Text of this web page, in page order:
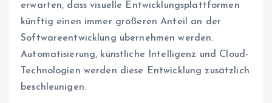
erwarten, dass visuelle Entwicklungsplattformen
künftig einen immer größeren Anteil an der
Softwareentwicklung übernehmen werden.
Automatisierung, künstliche Intelligenz und Cloud-
Technologien werden diese Entwicklung zusätzlich
beschleunigen.